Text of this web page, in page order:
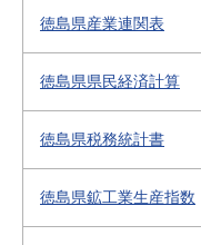
徳島県産業連関表
徳島県県民経済計算
徳島県税務統計書
徳島県鉱工業生産指数